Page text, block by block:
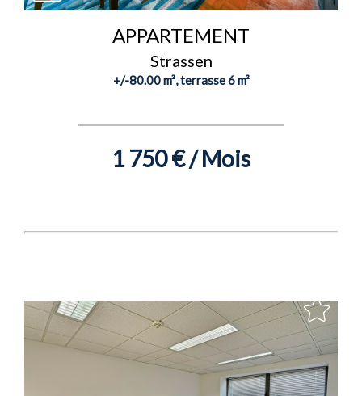
APPARTEMENT
Strassen
+/-80.00 m², terrasse 6 m²
1 750 € / Mois